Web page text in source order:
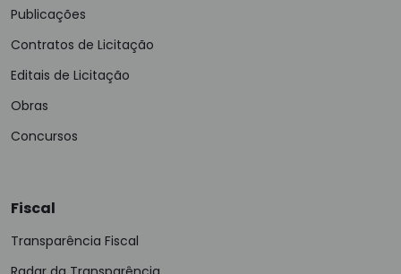
Publicações
Contratos de Licitação
Editais de Licitação
Obras
Concursos
Fiscal
Transparência Fiscal